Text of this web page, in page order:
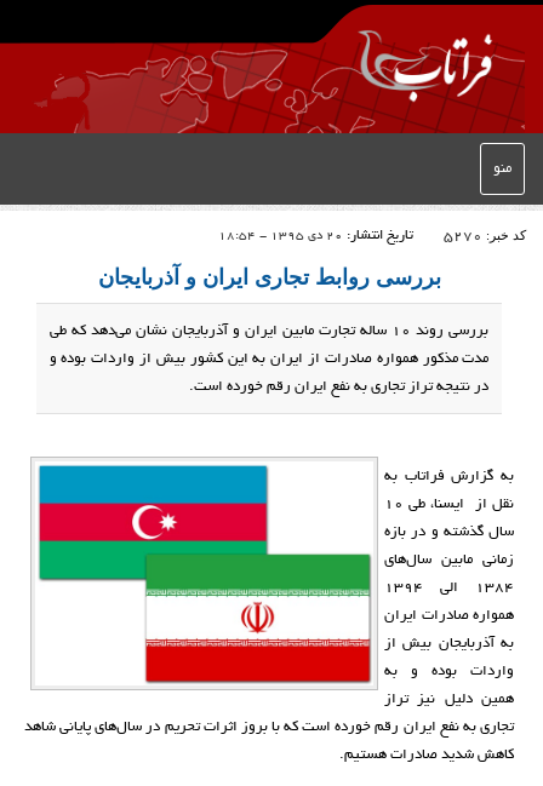
منو
کد خبر: 5270 تاریخ انتشار: 20 دی 1395 - 18:54
بررسی روابط تجاری ایران و آذربایجان
بررسی روند ۱۰ ساله تجارت مابین ایران و آذربایجان نشان می‌دهد که طی
مدت مذکور همواره صادرات از ایران به این کشور بیش از واردات بوده و
در نتیجه تراز تجاری به نفع ایران رقم خورده است.
به گزارش فراتاب به
نقل از ایسنا، طی ۱۰
سال گذشته و در بازه
زمانی مابین سال‌های
۱۳۸۴ الی ۱۳۹۴
همواره صادرات ایران
به آذربایجان بیش از
واردات بوده و به
همین دلیل نیز تراز
تجاری به نفع ایران رقم خورده است که با بروز اثرات تحریم در سال‌های پایانی شاهد
کاهش شدید صادرات هستیم.